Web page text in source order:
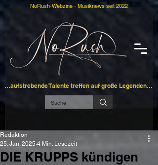
…aufstrebende Talente treffen auf große Legenden…
NoRush-Webzine - Musiknews seit 2022
DIE KRUPPS kündigen
Redaktion
25. Jan. 2025 4 Min. Lesezeit